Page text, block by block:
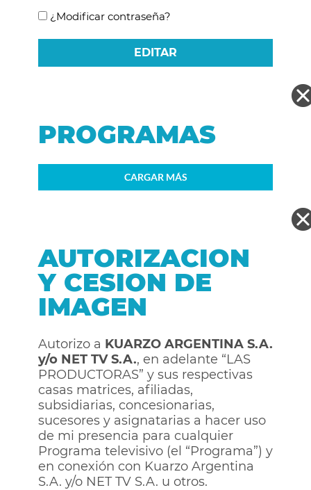
¿Modificar contraseña?
EDITAR
PROGRAMAS
CARGAR MÁS
AUTORIZACION
Y CESION DE
IMAGEN
Autorizo a KUARZO ARGENTINA S.A.
y/o NET TV S.A., en adelante “LAS
PRODUCTORAS” y sus respectivas
casas matrices, afiliadas,
subsidiarias, concesionarias,
sucesores y asignatarias a hacer uso
de mi presencia para cualquier
Programa televisivo (el “Programa”) y
en conexión con Kuarzo Argentina
S.A. y/o NET TV S.A. u otros.